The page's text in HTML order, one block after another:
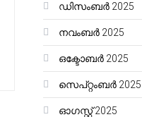
ഡിസംബർ 2025
നവംബർ 2025
ഒക്ടോബർ 2025
സെപ്റ്റംബർ 2025
ഓഗസ്റ്റ്‌ 2025